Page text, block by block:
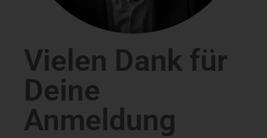
Vielen Dank für
Deine
Anmeldung